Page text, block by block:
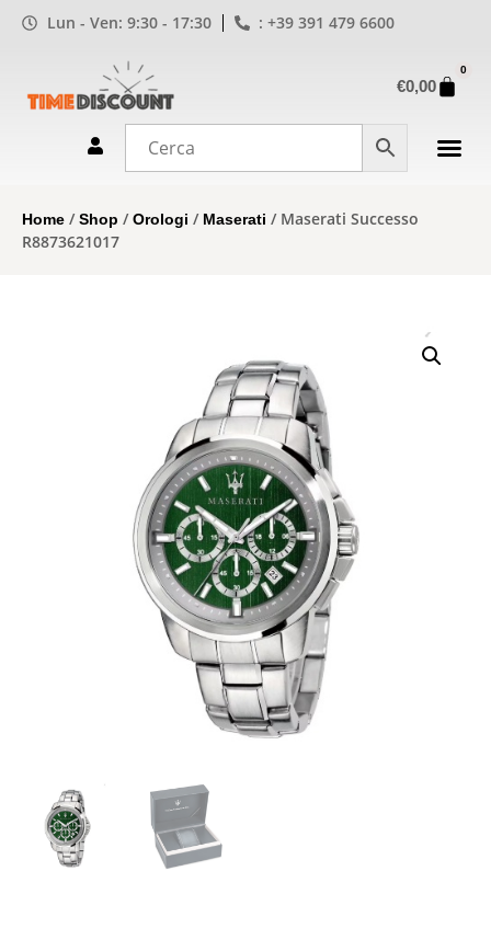
Lun - Ven: 9:30 - 17:30 : +39 391 479 6600
€0,00
0
Home /Shop /Orologi / Maserati / Maserati Successo
R8873621017